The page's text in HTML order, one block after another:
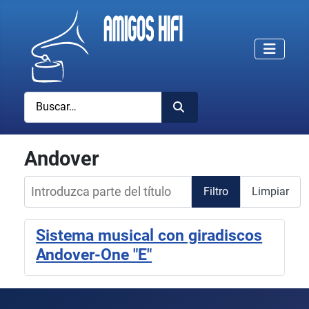
Buscar
Andover
Introduzca parte del título
Filtro Limpiar
Sistema musical con giradiscos
Andover-One "E"